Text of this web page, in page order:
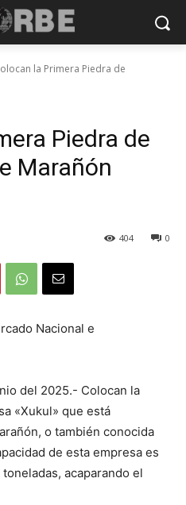
la Primera Piedra de
Piedra de
Marañón
0
404
Nacional e
del 2025.- Colocan la
«Xukul» que está
o también conocida
de esta empresa es
acaparando el